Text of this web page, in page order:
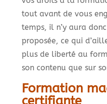
tout avant de vous
temps, il n’y aura
proposée, ce qui
plus de liberté au
son contenu que sur
Formation
certifiante